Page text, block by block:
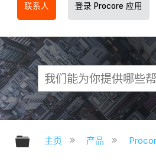
联系人 登录 Procore 应用
扩展/隐缩全局层次
主页 产品